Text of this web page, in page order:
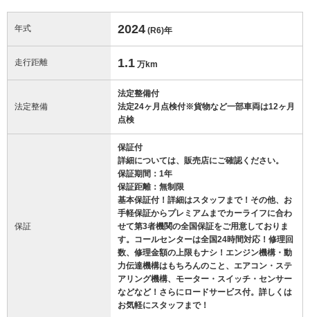
年式 2024 (R6)年
走行距離 1.1 万km
法定整備
法定整備付
法定24ヶ月点検付※貨物など一部車両は12ヶ月
点検
保証
保証付
詳細については、販売店にご確認ください。
保証期間：1年
保証距離：無制限
基本保証付！詳細はスタッフまで！その他、お
手軽保証からプレミアムまでカーライフに合わ
せて第3者機関の全国保証をご用意しておりま
す。コールセンターは全国24時間対応！修理回
数、修理金額の上限もナシ！エンジン機構・動
力伝達機構はもちろんのこと、エアコン・ステ
アリング機構、モーター・スイッチ・センサー
などなど！さらにロードサービス付。詳しくは
お気軽にスタッフまで！